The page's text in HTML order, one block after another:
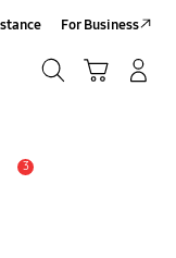
For Business
3